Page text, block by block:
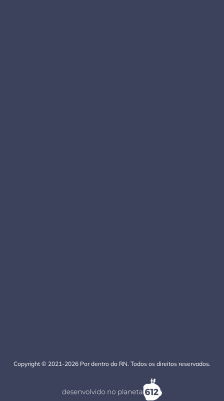
Copyright © 2021-2026 Por dentro do RN. Todos os direitos reservados.